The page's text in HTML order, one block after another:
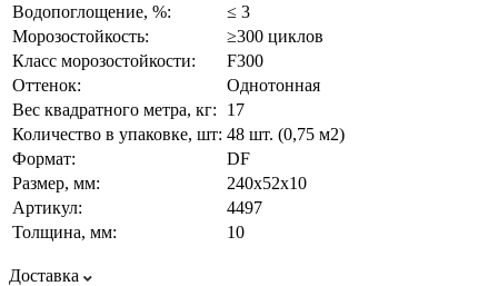
Водопоглощение, %:
≤ 3
Морозостойкость:
≥300 циклов
Класс морозостойкости:
F300
Оттенок:
Однотонная
Вес квадратного метра, кг:
17
Количество в упаковке, шт: 48 шт. (0,75 м2)
Формат:
DF
Размер, мм:
240х52х10
Артикул:
4497
Толщина, мм:
10
Доставка